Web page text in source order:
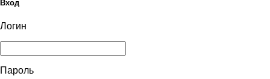
Вход
Логин
Пароль